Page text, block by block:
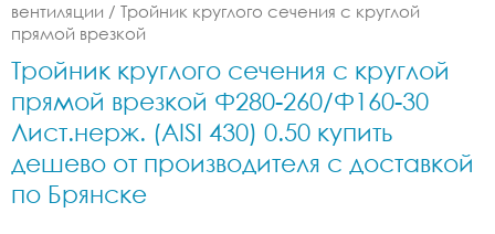
вентиляции / Тройник круглого сечения с круглой
прямой врезкой
Тройник круглого сечения с круглой
прямой врезкой Ф280-260/Ф160-30
Лист.нерж. (AISI 430) 0.50 купить
дешево от производителя с доставкой
по Брянске